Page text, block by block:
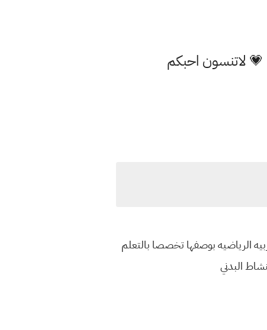
💗 لاتنسون احبكم
الرياضيه بوصفها تخصصا بالتعلم
البدني